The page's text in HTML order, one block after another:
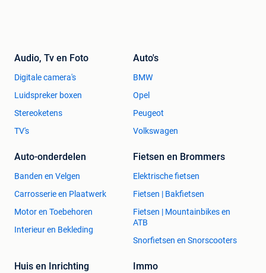
Audio, Tv en Foto
Digitale camera's
Luidspreker boxen
Stereoketens
TV's
Auto's
BMW
Opel
Peugeot
Volkswagen
Auto-onderdelen
Banden en Velgen
Carrosserie en Plaatwerk
Motor en Toebehoren
Interieur en Bekleding
Fietsen en Brommers
Elektrische fietsen
Fietsen | Bakfietsen
Fietsen | Mountainbikes en
ATB
Snorfietsen en Snorscooters
Huis en Inrichting Immo